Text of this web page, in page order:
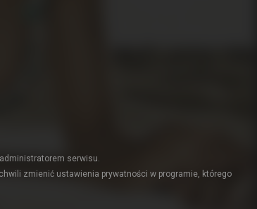
serwisu.
zmienić ustawienia prywatności w programie, którego